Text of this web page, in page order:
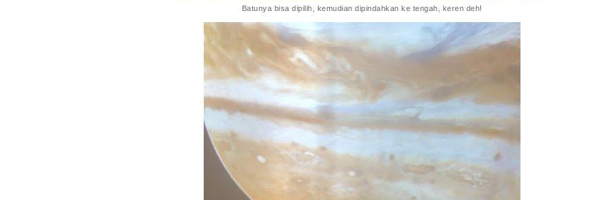
Batunya bisa dipilih, kemudian dipindahkan ke tengah, keren deh!